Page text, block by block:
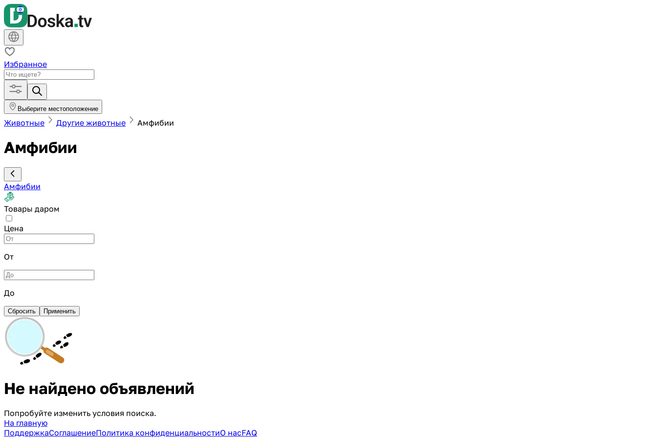
Избранное
Выберите местоположение
Животные Другие животные Амфибии
Амфибии
Амфибии
Товары даром
Цена
От
До
Сбросить Применить
Не найдено объявлений
Попробуйте изменить условия поиска.
На главную
ПоддержкаСоглашениеПолитика конфиденциальностиО насFAQ